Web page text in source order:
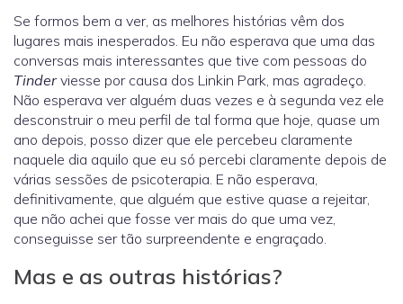
Se formos bem a ver, as melhores histórias vêm dos
lugares mais inesperados. Eu não esperava que uma das
conversas mais interessantes que tive com pessoas do
Tinderviesse por causa dos Linkin Park, mas agradeço.
Não esperava ver alguém duas vezes e à segunda vez ele
desconstruir o meu perfil de tal forma que hoje, quase um
ano depois, posso dizer que ele percebeu claramente
naquele dia aquilo que eu só percebi claramente depois de
várias sessões de psicoterapia. E não esperava,
definitivamente, que alguém que estive quase a rejeitar,
que não achei que fosse ver mais do que uma vez,
conseguisse ser tão surpreendente e engraçado.
Mas e as outras histórias?